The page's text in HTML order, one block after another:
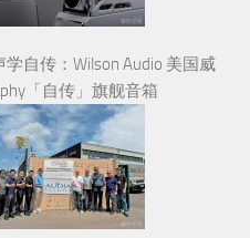
自传：Wilson Audio 美国威
「自传」旗舰音箱